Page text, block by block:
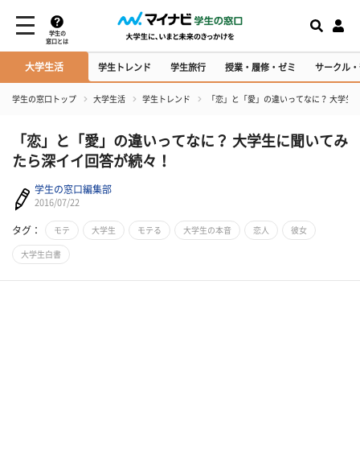
学生の
窓口とは
大学生活 学生トレンド 学生旅行 授業・履修・ゼミ サークル
学生の窓口トップ 大学生活 学生トレンド 「恋」と「愛」の違いってなに？ 大学生
​「恋」と「愛」の違いってなに？ 大学生に聞いてみ
たら深イイ回答が続々！
学生の窓口編集部
2016/07/22
タグ： モテ 大学生 モテる 大学生の本音 恋人 彼女
大学生白書